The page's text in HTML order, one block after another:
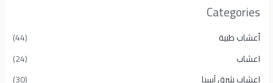
Categories
أعشاب طبية
(44)
اعشاب
(24)
اعشاب شرق آسيا
(30)